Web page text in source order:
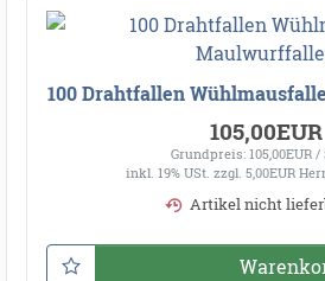
100 Drahtfallen
105,00EUR
Grundpreis: 105,00EUR
inkl. 19% USt. zzgl. 5,00EUR
Artikel nicht